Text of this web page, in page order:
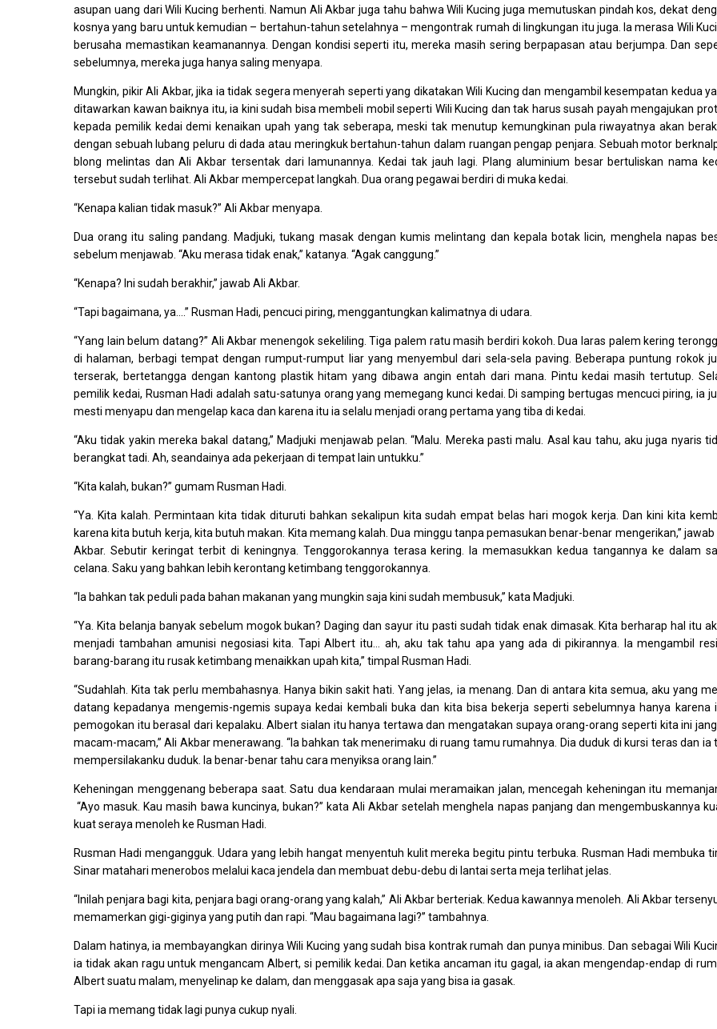
asupan uang dari Wili Kucing berhenti. Namun Ali Akbar juga tahu bahwa Wili Kucing juga memutuskan pindah kos, dekat
kosnya yang baru untuk kemudian – bertahun-tahun setelahnya – mengontrak rumah di lingkungan itu juga. Ia merasa Wili
berusaha memastikan keamanannya. Dengan kondisi seperti itu, mereka masih sering berpapasan atau berjumpa. Dan
sebelumnya, mereka juga hanya saling menyapa.
Mungkin, pikir Ali Akbar, jika ia tidak segera menyerah seperti yang dikatakan Wili Kucing dan mengambil kesempatan kedua
ditawarkan kawan baiknya itu, ia kini sudah bisa membeli mobil seperti Wili Kucing dan tak harus susah payah mengajukan
kepada pemilik kedai demi kenaikan upah yang tak seberapa, meski tak menutup kemungkinan pula riwayatnya akan
dengan sebuah lubang peluru di dada atau meringkuk bertahun-tahun dalam ruangan pengap penjara. Sebuah motor
blong melintas dan Ali Akbar tersentak dari lamunannya. Kedai tak jauh lagi. Plang aluminium besar bertuliskan nama
tersebut sudah terlihat. Ali Akbar mempercepat langkah. Dua orang pegawai berdiri di muka kedai.
“Kenapa kalian tidak masuk?” Ali Akbar menyapa.
Dua orang itu saling pandang. Madjuki, tukang masak dengan kumis melintang dan kepala botak licin, menghela napas
sebelum menjawab. “Aku merasa tidak enak,” katanya. “Agak canggung.”
“Kenapa? Ini sudah berakhir,” jawab Ali Akbar.
“Tapi bagaimana, ya….” Rusman Hadi, pencuci piring, menggantungkan kalimatnya di udara.
“Yang lain belum datang?” Ali Akbar menengok sekeliling. Tiga palem ratu masih berdiri kokoh. Dua laras palem kering
di halaman, berbagi tempat dengan rumput-rumput liar yang menyembul dari sela-sela paving. Beberapa puntung rokok
terserak, bertetangga dengan kantong plastik hitam yang dibawa angin entah dari mana. Pintu kedai masih tertutup.
pemilik kedai, Rusman Hadi adalah satu-satunya orang yang memegang kunci kedai. Di samping bertugas mencuci piring, ia
mesti menyapu dan mengelap kaca dan karena itu ia selalu menjadi orang pertama yang tiba di kedai.
“Aku tidak yakin mereka bakal datang,” Madjuki menjawab pelan. “Malu. Mereka pasti malu. Asal kau tahu, aku juga nyaris
berangkat tadi. Ah, seandainya ada pekerjaan di tempat lain untukku.”
“Kita kalah, bukan?” gumam Rusman Hadi.
“Ya. Kita kalah. Permintaan kita tidak dituruti bahkan sekalipun kita sudah empat belas hari mogok kerja. Dan kini kita
karena kita butuh kerja, kita butuh makan. Kita memang kalah. Dua minggu tanpa pemasukan benar-benar mengerikan,” jawab
Akbar. Sebutir keringat terbit di keningnya. Tenggorokannya terasa kering. Ia memasukkan kedua tangannya ke dalam
celana. Saku yang bahkan lebih kerontang ketimbang tenggorokannya.
“Ia bahkan tak peduli pada bahan makanan yang mungkin saja kini sudah membusuk,” kata Madjuki.
“Ya. Kita belanja banyak sebelum mogok bukan? Daging dan sayur itu pasti sudah tidak enak dimasak. Kita berharap hal itu
menjadi tambahan amunisi negosiasi kita. Tapi Albert itu… ah, aku tak tahu apa yang ada di pikirannya. Ia mengambil
barang-barang itu rusak ketimbang menaikkan upah kita,” timpal Rusman Hadi.
“Sudahlah. Kita tak perlu membahasnya. Hanya bikin sakit hati. Yang jelas, ia menang. Dan di antara kita semua, aku yang
datang kepadanya mengemis-ngemis supaya kedai kembali buka dan kita bisa bekerja seperti sebelumnya hanya karena
pemogokan itu berasal dari kepalaku. Albert sialan itu hanya tertawa dan mengatakan supaya orang-orang seperti kita ini
macam-macam,” Ali Akbar menerawang. “Ia bahkan tak menerimaku di ruang tamu rumahnya. Dia duduk di kursi teras dan ia
mempersilakanku duduk. Ia benar-benar tahu cara menyiksa orang lain.”
Keheningan menggenang beberapa saat. Satu dua kendaraan mulai meramaikan jalan, mencegah keheningan itu
“Ayo masuk. Kau masih bawa kuncinya, bukan?” kata Ali Akbar setelah menghela napas panjang dan mengembuskannya
kuat seraya menoleh ke Rusman Hadi.
Rusman Hadi mengangguk. Udara yang lebih hangat menyentuh kulit mereka begitu pintu terbuka. Rusman Hadi membuka
Sinar matahari menerobos melalui kaca jendela dan membuat debu-debu di lantai serta meja terlihat jelas.
“Inilah penjara bagi kita, penjara bagi orang-orang yang kalah,” Ali Akbar berteriak. Kedua kawannya menoleh. Ali Akbar
memamerkan gigi-giginya yang putih dan rapi. “Mau bagaimana lagi?” tambahnya.
Dalam hatinya, ia membayangkan dirinya Wili Kucing yang sudah bisa kontrak rumah dan punya minibus. Dan sebagai Wili
ia tidak akan ragu untuk mengancam Albert, si pemilik kedai. Dan ketika ancaman itu gagal, ia akan mengendap-endap di
Albert suatu malam, menyelinap ke dalam, dan menggasak apa saja yang bisa ia gasak.
Tapi ia memang tidak lagi punya cukup nyali.